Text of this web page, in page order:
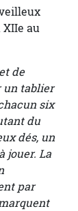
au
de
un tablier
six
du
dés, un
jouer. La
par